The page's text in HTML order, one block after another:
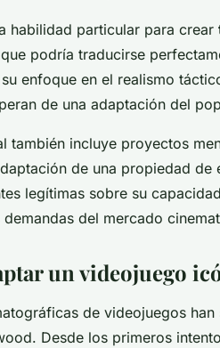
habilidad particular para crear
podría traducirse
enfoque en el realismo
de una adaptación del
también incluye proyectos
de una propiedad de
legítimas sobre su
del mercado
un videojuego
de videojuegos
Desde los primeros